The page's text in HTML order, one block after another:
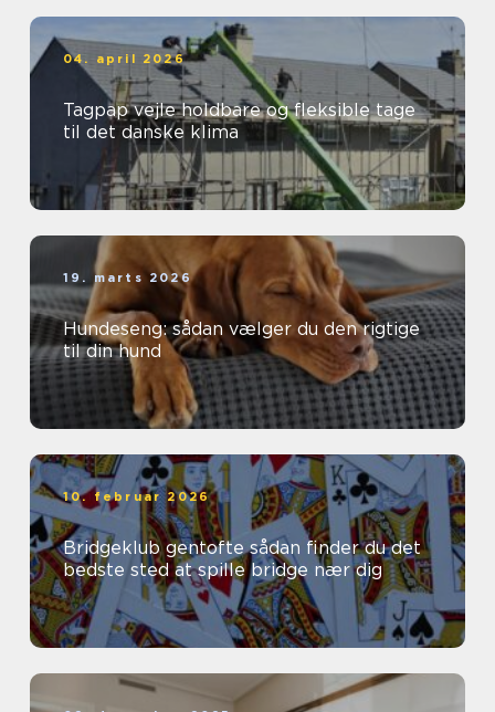
04. april 2026
Tagpap vejle holdbare og fleksible tage
til det danske klima
19. marts 2026
Hundeseng: sådan vælger du den rigtige
til din hund
10. februar 2026
Bridgeklub gentofte sådan finder du det
bedste sted at spille bridge nær dig